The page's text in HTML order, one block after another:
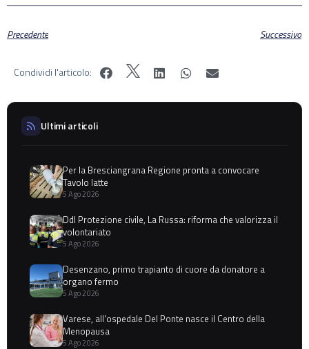
Precedente Successivo
Condividi l'articolo:
Ultimi articoli
Per la Bresciangrana Regione pronta a convocare
Tavolo latte
5 Ago 2026
Ddl Protezione civile, La Russa: riforma che valorizza il
volontariato
5 Ago 2026
Desenzano, primo trapianto di cuore da donatore a
organo fermo
5 Ago 2026
Varese, all'ospedale Del Ponte nasce il Centro della
Menopausa
5 Ago 2026